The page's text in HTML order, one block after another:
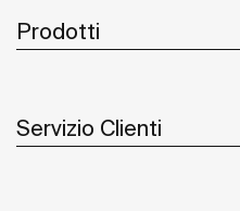
Prodotti
Servizio Clienti